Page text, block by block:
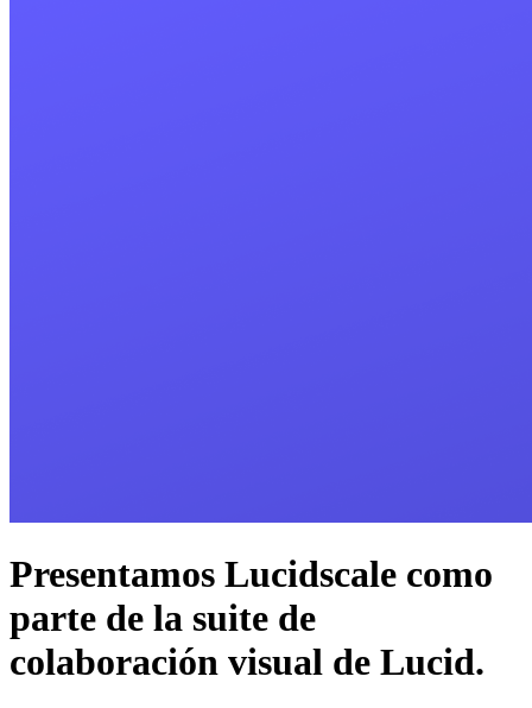
Presentamos Lucidscale como
parte de la suite de
colaboración visual de Lucid.